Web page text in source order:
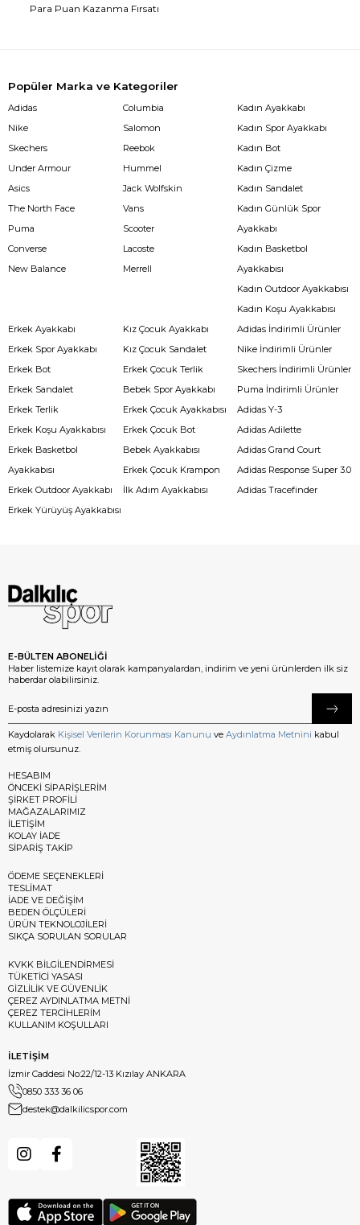
Para Puan Kazanma Fırsatı
Popüler Marka ve Kategoriler
Adidas
Nike
Skechers
Under Armour
Asics
The North Face
Puma
Converse
New Balance
Columbia
Salomon
Reebok
Hummel
Jack Wolfskin
Vans
Scooter
Lacoste
Merrell
Kadın Ayakkabı
Kadın Spor Ayakkabı
Kadın Bot
Kadın Çizme
Kadın Sandalet
Kadın Günlük Spor
Ayakkabı
Kadın Basketbol
Ayakkabısı
Kadın Outdoor Ayakkabısı
Kadın Koşu Ayakkabısı
Erkek Ayakkabı
Erkek Spor Ayakkabı
Erkek Bot
Erkek Sandalet
Erkek Terlik
Erkek Koşu Ayakkabısı
Erkek Basketbol
Ayakkabısı
Erkek Outdoor Ayakkabı
Erkek Yürüyüş Ayakkabısı
Kız Çocuk Ayakkabı
Kız Çocuk Sandalet
Erkek Çocuk Terlik
Bebek Spor Ayakkabı
Erkek Çocuk Ayakkabısı
Erkek Çocuk Bot
Bebek Ayakkabısı
Erkek Çocuk Krampon
İlk Adım Ayakkabısı
Adidas İndirimli Ürünler
Nike İndirimli Ürünler
Skechers İndirimli Ürünler
Puma İndirimli Ürünler
Adidas Y-3
Adidas Adilette
Adidas Grand Court
Adidas Response Super 3.0
Adidas Tracefinder
E-BÜLTEN ABONELİĞİ
Haber listemize kayıt olarak kampanyalardan, indirim ve yeni ürünlerden ilk siz
haberdar olabilirsiniz.
Kaydolarak Kişisel Verilerin Korunması Kanunu ve Aydınlatma Metnini kabul
etmiş olursunuz.
HESABIM
ÖNCEKİ SİPARİŞLERİM
ŞİRKET PROFİLİ
MAĞAZALARIMIZ
İLETİŞİM
KOLAY İADE
SİPARİŞ TAKİP
ÖDEME SEÇENEKLERİ
TESLİMAT
İADE VE DEĞİŞİM
BEDEN ÖLÇÜLERİ
ÜRÜN TEKNOLOJİLERİ
SIKÇA SORULAN SORULAR
KVKK BİLGİLENDİRMESİ
TÜKETİCİ YASASI
GİZLİLİK VE GÜVENLİK
ÇEREZ AYDINLATMA METNİ
ÇEREZ TERCİHLERİM
KULLANIM KOŞULLARI
İLETİŞİM
İzmir Caddesi No:22/12-13 Kızılay ANKARA
0850 333 36 06
destek@dalkilicspor.com